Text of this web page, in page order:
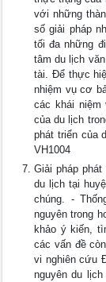
với những
số giải pháp
tối đa những
tâm du lịch
tài. Để thực
nhiệm vụ cơ
các khái
của du lịch
phát triển của
VH1004
Giải pháp
du lịch tại
chúng. -
nguyên trong
khảo ý kiến,
các vấn đề
vi nghiên cứu
nguyên du lịch